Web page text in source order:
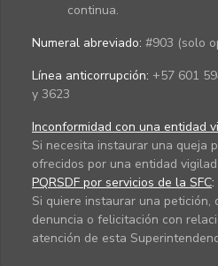
continua.
Numeral abreviado: #903 (solo
Línea anticorrupción: +57 601
y 3623
Inconformidad con una entidad
Si necesita instaurar una queja
ofrecidos por una entidad
PQRSDF por servicios de la SFC:
Si quiere instaurar una petición,
denuncia o felicitación con
atención de esta